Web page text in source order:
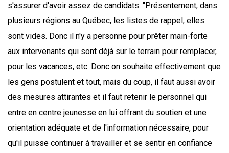
s'assurer d'avoir assez de candidats: "Présentement, dans
plusieurs régions au Québec, les listes de rappel, elles
sont vides. Donc il n'y a personne pour prêter main-forte
aux intervenants qui sont déjà sur le terrain pour remplacer,
pour les vacances, etc. Donc on souhaite effectivement que
les gens postulent et tout, mais du coup, il faut aussi avoir
des mesures attirantes et il faut retenir le personnel qui
entre en centre jeunesse en lui offrant du soutien et une
orientation adéquate et de l'information nécessaire, pour
qu'il puisse continuer à travailler et se sentir en confiance